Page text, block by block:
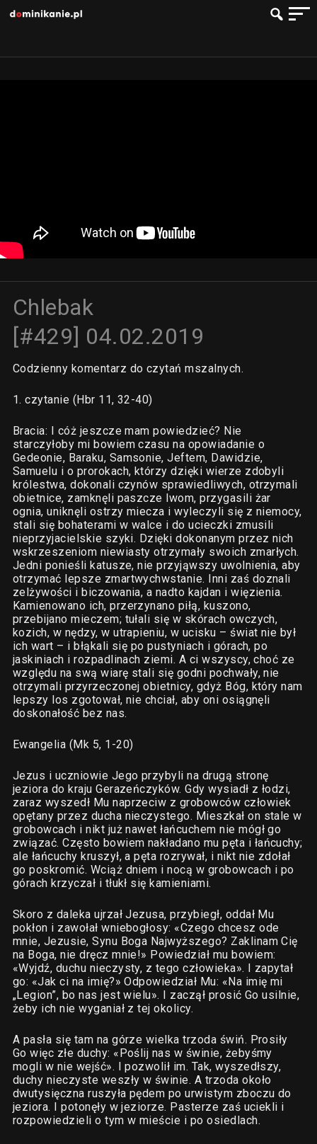
Chlebak
[#429] 04.02.2019
Codzienny komentarz do czytań mszalnych.
1. czytanie (Hbr 11, 32-40)
Bracia: I cóż jeszcze mam powiedzieć? Nie
starczyłoby mi bowiem czasu na opowiadanie o
Gedeonie, Baraku, Samsonie, Jeftem, Dawidzie,
Samuelu i o prorokach, którzy dzięki wierze zdobyli
królestwa, dokonali czynów sprawiedliwych, otrzymali
obietnice, zamknęli paszcze lwom, przygasili żar
ognia, uniknęli ostrzy miecza i wyleczyli się z niemocy,
stali się bohaterami w walce i do ucieczki zmusili
nieprzyjacielskie szyki. Dzięki dokonanym przez nich
wskrzeszeniom niewiasty otrzymały swoich zmarłych.
Jedni ponieśli katusze, nie przyjąwszy uwolnienia, aby
otrzymać lepsze zmartwychwstanie. Inni zaś doznali
zelżywości i biczowania, a nadto kajdan i więzienia.
Kamienowano ich, przerzynano piłą, kuszono,
przebijano mieczem; tułali się w skórach owczych,
kozich, w nędzy, w utrapieniu, w ucisku – świat nie był
ich wart – i błąkali się po pustyniach i górach, po
jaskiniach i rozpadlinach ziemi. A ci wszyscy, choć ze
względu na swą wiarę stali się godni pochwały, nie
otrzymali przyrzeczonej obietnicy, gdyż Bóg, który nam
lepszy los zgotował, nie chciał, aby oni osiągnęli
doskonałość bez nas.
Ewangelia (Mk 5, 1-20)
Jezus i uczniowie Jego przybyli na drugą stronę
jeziora do kraju Gerazeńczyków. Gdy wysiadł z łodzi,
zaraz wyszedł Mu naprzeciw z grobowców człowiek
opętany przez ducha nieczystego. Mieszkał on stale w
grobowcach i nikt już nawet łańcuchem nie mógł go
związać. Często bowiem nakładano mu pęta i łańcuchy;
ale łańcuchy kruszył, a pęta rozrywał, i nikt nie zdołał
go poskromić. Wciąż dniem i nocą w grobowcach i po
górach krzyczał i tłukł się kamieniami.
Skoro z daleka ujrzał Jezusa, przybiegł, oddał Mu
pokłon i zawołał wniebogłosy: «Czego chcesz ode
mnie, Jezusie, Synu Boga Najwyższego? Zaklinam Cię
na Boga, nie dręcz mnie!» Powiedział mu bowiem:
«Wyjdź, duchu nieczysty, z tego człowieka». I zapytał
go: «Jak ci na imię?» Odpowiedział Mu: «Na imię mi
„Legion”, bo nas jest wielu». I zaczął prosić Go usilnie,
żeby ich nie wyganiał z tej okolicy.
A pasła się tam na górze wielka trzoda świń. Prosiły
Go więc złe duchy: «Poślij nas w świnie, żebyśmy
mogli w nie wejść». I pozwolił im. Tak, wyszedłszy,
duchy nieczyste weszły w świnie. A trzoda około
dwutysięczna ruszyła pędem po urwistym zboczu do
jeziora. I potonęły w jeziorze. Pasterze zaś uciekli i
rozpowiedzieli o tym w mieście i po osiedlach.